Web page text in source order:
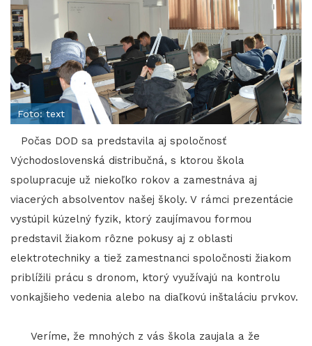
Foto: text
Počas DOD sa predstavila aj spoločnosť
Východoslovenská distribučná, s ktorou škola
spolupracuje už niekoľko rokov a zamestnáva aj
viacerých absolventov našej školy. V rámci prezentácie
vystúpil kúzelný fyzik, ktorý zaujímavou formou
predstavil žiakom rôzne pokusy aj z oblasti
elektrotechniky a tiež zamestnanci spoločnosti žiakom
priblížili prácu s dronom, ktorý využívajú na kontrolu
vonkajšieho vedenia alebo na diaľkovú inštaláciu prvkov.
Veríme, že mnohých z vás škola zaujala a že